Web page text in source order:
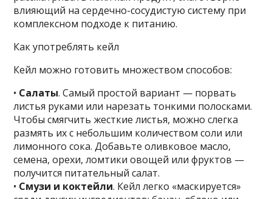
влияющий на сердечно-сосудистую систему при
комплексном подходе к питанию.
Как употреблять кейл
Кейл можно готовить множеством способов:
• Салаты. Самый простой вариант — порвать
листья руками или нарезать тонкими полосками.
Чтобы смягчить жесткие листья, можно слегка
размять их с небольшим количеством соли или
лимонного сока. Добавьте оливковое масло,
семена, орехи, ломтики овощей или фруктов —
получится питательный салат.
• Смузи и коктейли. Кейл легко «маскируется»